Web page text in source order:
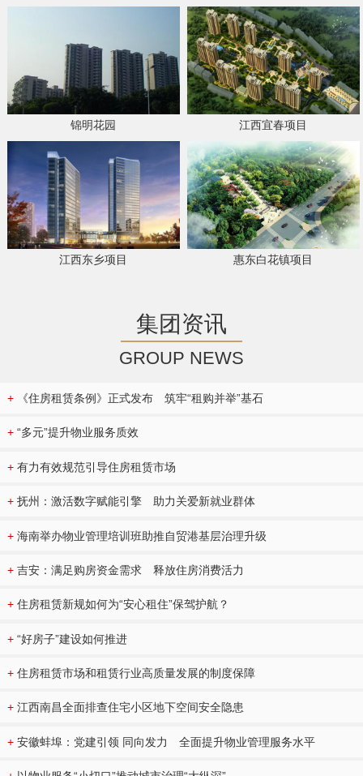
锦明花园 江西宜春项目
江西东乡项目 惠东白花镇项目
集团资讯
GROUP NEWS
+ 《住房租赁条例》正式发布 筑牢“租购并举”基石
+ “多元”提升物业服务质效
+ 有力有效规范引导住房租赁市场
+ 抚州：激活数字赋能引擎 助力关爱新就业群体
+ 海南举办物业管理培训班助推自贸港基层治理升级
+ 吉安：满足购房资金需求 释放住房消费活力
+ 住房租赁新规如何为“安心租住”保驾护航？
+ “好房子”建设如何推进
+ 住房租赁市场和租赁行业高质量发展的制度保障
+ 江西南昌全面排查住宅小区地下空间安全隐患
+ 安徽蚌埠：党建引领 同向发力 全面提升物业管理服务水平